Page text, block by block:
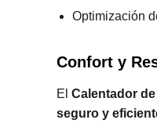
Optimización
Confort y
El Calentador
seguro y